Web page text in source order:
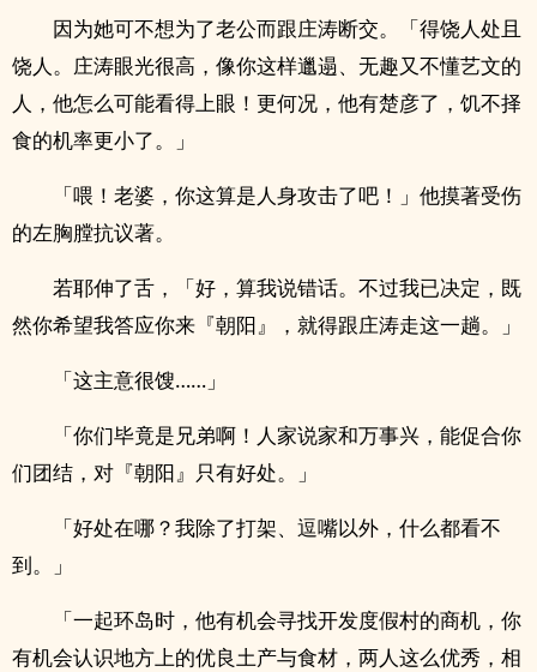
因为她可不想为了老公而跟庄涛断交。「得饶人处且
饶人。庄涛眼光很高，像你这样邋遢、无趣又不懂艺文的
人，他怎么可能看得上眼！更何况，他有楚彦了，饥不择
食的机率更小了。」
「喂！老婆，你这算是人身攻击了吧！」他摸著受伤
的左胸膛抗议著。
若耶伸了舌，「好，算我说错话。不过我已决定，既
然你希望我答应你来『朝阳』，就得跟庄涛走这一趟。」
「这主意很馊……」
「你们毕竟是兄弟啊！人家说家和万事兴，能促合你
们团结，对『朝阳』只有好处。」
「好处在哪？我除了打架、逗嘴以外，什么都看不
到。」
「一起环岛时，他有机会寻找开发度假村的商机，你
有机会认识地方上的优良土产与食材，两人这么优秀，相